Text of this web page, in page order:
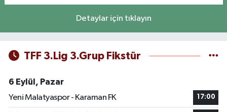
Detaylar için tıklayın
TFF 3.Lig 3.Grup Fikstür
6 Eylül, Pazar
Yeni Malatyaspor - Karaman FK
17:00